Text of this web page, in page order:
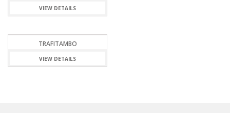
VIEW DETAILS
TRAFITAMBO
VIEW DETAILS